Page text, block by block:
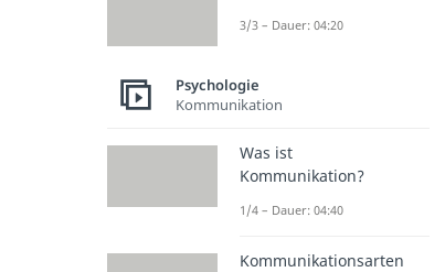
3/3 – Dauer: 04:20
Psychologie
Kommunikation
Was ist
Kommunikation?
1/4 – Dauer: 04:40
Kommunikationsarten